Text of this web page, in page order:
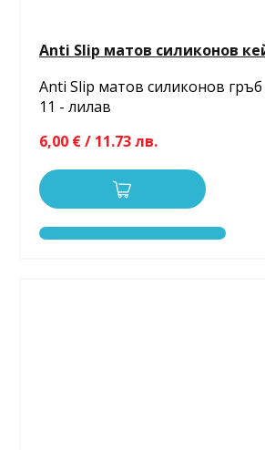
Anti Slip матов силиконов
Anti Slip матов силиконов
11 - лилав
6,00 € / 11.73 лв.